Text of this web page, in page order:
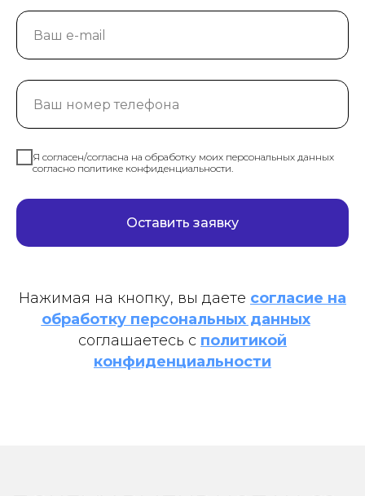
Я согласен/согласна на обработку моих персональных данных
согласно политике конфиденциальности.
Оставить заявку
Нажимая на кнопку, вы даете согласие на
обработку персональных данных
соглашаетесь c политикой
конфиденциальности